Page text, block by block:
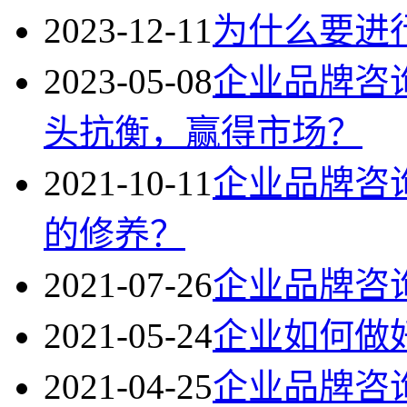
2023-12-11为什么要进
2023-05-08企业品牌咨
头抗衡，赢得市场？
2021-10-11企业品牌咨
的修养？
2021-07-26企业品牌咨
2021-05-24企业如何做
2021-04-25企业品牌咨